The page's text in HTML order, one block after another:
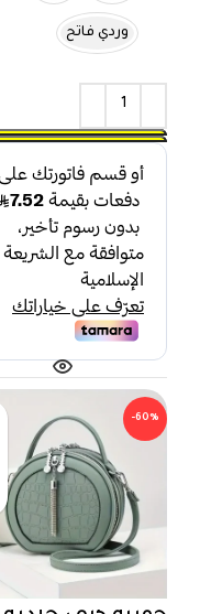
وردي فاتح
-60%